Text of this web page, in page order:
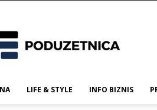
LIFE & STYLE INFO BIZNIS